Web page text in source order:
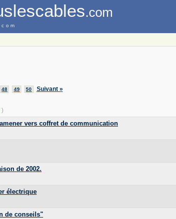
.com
48 49 50 Suivant »
)
vers coffret de communication
de 2002.
électrique
de conseils"